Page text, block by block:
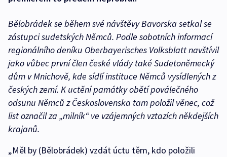
Bělobrádek se během své návštěvy Bavorska setkal se
zástupci sudetských Němců. Podle sobotních informací
regionálního deníku Oberbayerisches Volksblatt navštívil
jako vůbec první člen české vlády také Sudetoněmecký
dům v Mnichově, kde sídlí instituce Němců vysídlených z
českých zemí. K uctění památky obětí poválečného
odsunu Němců z Československa tam položil věnec, což
list označil za „milník“ ve vzájemných vztazích někdejších
krajanů.
„Měl by (Bělobrádek) vzdát úctu těm, kdo položili